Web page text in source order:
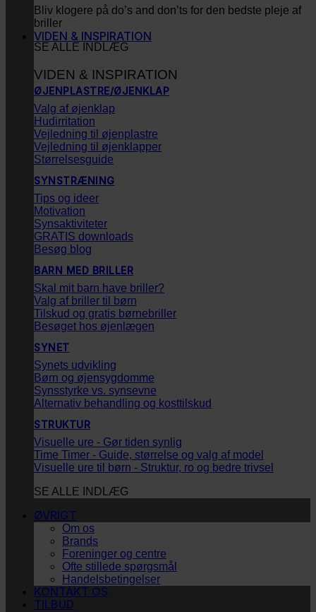
Bliv klogere på do’s and don’ts for den bedste pleje af
briller
SE ALLE INDLÆG
VIDEN & INSPIRATION
VIDEN & INSPIRATION
ØJENPLASTRE/ØJENKLAP
Valg af øjenklap
Hudirritation
Vejledning til øjenplastre
Vejledning til øjenklapper
Størrelsesguide
SYNSTRÆNING
Tips og ideer
Motivation
Synsaktiviteter
GRATIS downloads
Besøg blog
BARN MED BRILLER
Skal mit barn have briller?
Valg af briller til børn
Tilskud og gratis børnebriller
Besøget hos øjenlægen
SYNET
Synets udvikling
Børn og øjensygdomme
Synsstyrke vs. synsevne
Alternativ behandling og kosttilskud
STRUKTUR
Visuelle ure - Gør tiden synlig
Time Timer - Guide, størrelse og valg af model
Visuelle ure til børn - Struktur, ro og bedre trivsel
SE ALLE INDLÆG
ØVRIGT
Om os
Brands
Foreninger og centre
Ofte stillede spørgsmål
Handelsbetingelser
KONTAKT OS
TILBUD